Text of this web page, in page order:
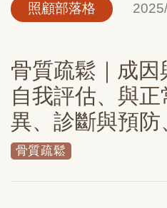
照顧部落格
骨質疏鬆｜成因
自我評估、與
異、診斷與預防
骨質疏鬆